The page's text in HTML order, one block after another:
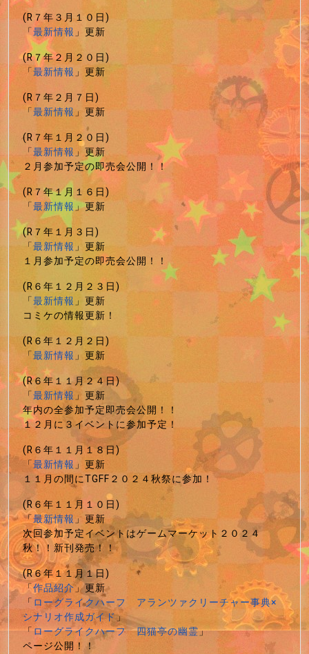
(R７年３月１０日)
「最新情報」更新
(R７年２月２０日)
「最新情報」更新
(R７年２月７日)
「最新情報」更新
(R７年１月２０日)
「最新情報」更新
２月参加予定の即売会公開！！
(R７年１月１６日)
「最新情報」更新
(R７年１月３日)
「最新情報」更新
１月参加予定の即売会公開！！
(R６年１２月２３日)
「最新情報」更新
コミケの情報更新！
(R６年１２月２日)
「最新情報」更新
(R６年１１月２４日)
「最新情報」更新
年内の全参加予定即売会公開！！
１２月に３イベントに参加予定！
(R６年１１月１８日)
「最新情報」更新
１１月の間にTGFF２０２４秋祭に参加！
(R６年１１月１０日)
「最新情報」更新
次回参加予定イベントはゲームマーケット２０２４
秋！！新刊発売！！
(R６年１１月１日)
「作品紹介」更新
「ローグライクハーフ アランツァクリーチャー事典×
シナリオ作成ガイド」
「ローグライクハーフ 四猫亭の幽霊」
ページ公開！！